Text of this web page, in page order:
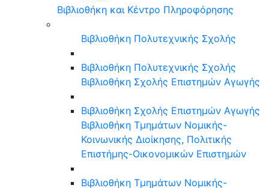
Βιβλιοθήκη και Κέντρο Πληροφόρησης
Βιβλιοθήκη Πολυτεχνικής Σχολής
Βιβλιοθήκη Πολυτεχνικής Σχολής
Βιβλιοθήκη Σχολής Επιστημών Αγωγής
Βιβλιοθήκη Σχολής Επιστημών Αγωγής
Βιβλιοθήκη Τμημάτων Νομικής-
Κοινωνικής Διοίκησης, Πολιτικής
Επιστήμης-Οικονομικών Επιστημών
Βιβλιοθήκη Τμημάτων Νομικής-